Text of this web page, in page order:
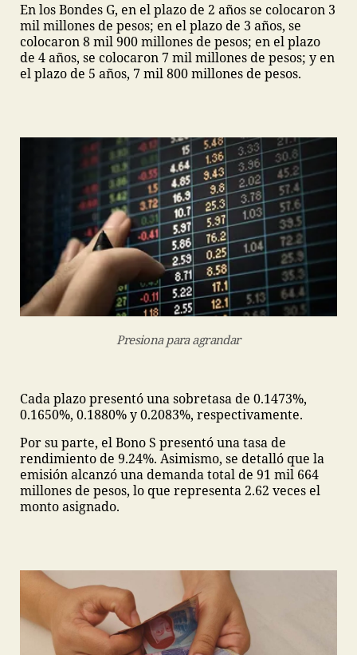
En los Bondes G, en el plazo de 2 años se colocaron 3
mil millones de pesos; en el plazo de 3 años, se
colocaron 8 mil 900 millones de pesos; en el plazo
de 4 años, se colocaron 7 mil millones de pesos; y en
el plazo de 5 años, 7 mil 800 millones de pesos.
Presiona para agrandar
Cada plazo presentó una sobretasa de 0.1473%,
0.1650%, 0.1880% y 0.2083%, respectivamente.
Por su parte, el Bono S presentó una tasa de
rendimiento de 9.24%. Asimismo, se detalló que la
emisión alcanzó una demanda total de 91 mil 664
millones de pesos, lo que representa 2.62 veces el
monto asignado.